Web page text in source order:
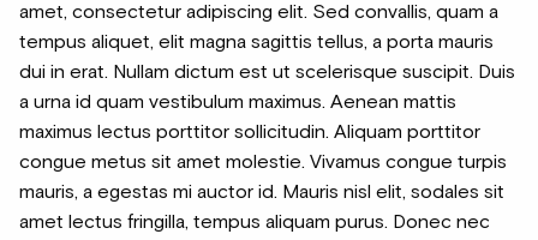
amet, consectetur adipiscing elit. Sed convallis, quam a
tempus aliquet, elit magna sagittis tellus, a porta mauris
dui in erat. Nullam dictum est ut scelerisque suscipit. Duis
a urna id quam vestibulum maximus. Aenean mattis
maximus lectus porttitor sollicitudin. Aliquam porttitor
congue metus sit amet molestie. Vivamus congue turpis
mauris, a egestas mi auctor id. Mauris nisl elit, sodales sit
amet lectus fringilla, tempus aliquam purus. Donec nec